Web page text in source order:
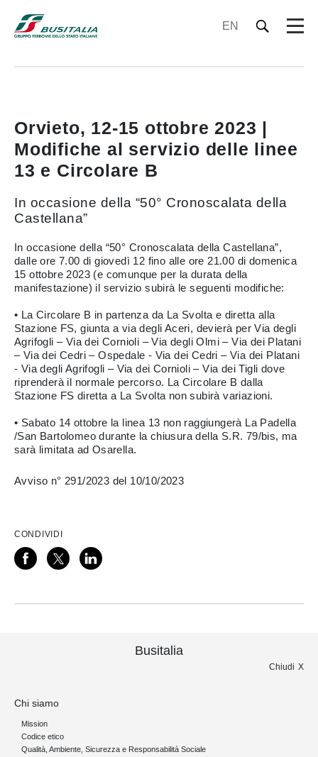
EN
Orvieto, 12-15 ottobre 2023 |
Modifiche al servizio delle linee
13 e Circolare B
In occasione della “50° Cronoscalata della
Castellana”
In occasione della “50° Cronoscalata della Castellana”,
dalle ore 7.00 di giovedì 12 fino alle ore 21.00 di domenica
15 ottobre 2023 (e comunque per la durata della
manifestazione) il servizio subirà le seguenti modifiche:
• La Circolare B in partenza da La Svolta e diretta alla
Stazione FS, giunta a via degli Aceri, devierà per Via degli
Agrifogli – Via dei Cornioli – Via degli Olmi – Via dei Platani
– Via dei Cedri – Ospedale - Via dei Cedri – Via dei Platani
- Via degli Agrifogli – Via dei Cornioli – Via dei Tigli dove
riprenderà il normale percorso. La Circolare B dalla
Stazione FS diretta a La Svolta non subirà variazioni.
• Sabato 14 ottobre la linea 13 non raggiungerà La Padella
/San Bartolomeo durante la chiusura della S.R. 79/bis, ma
sarà limitata ad Osarella.
Avviso n° 291/2023 del 10/10/2023
CONDIVIDI
Busitalia
Chiudi
Chi siamo
Mission
Codice etico
Qualità, Ambiente, Sicurezza e Responsabilità Sociale